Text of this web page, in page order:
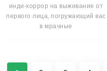
инди-хоррор на выживание от
первого лица, погружающий вас
в мрачные